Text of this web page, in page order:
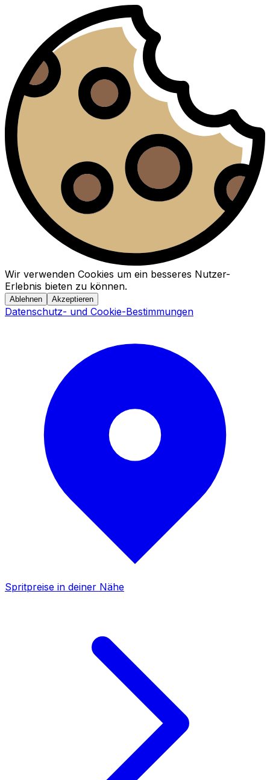
Wir verwenden Cookies um ein besseres Nutzer-
Erlebnis bieten zu können.
Ablehnen Akzeptieren
Datenschutz- und Cookie-Bestimmungen
Spritpreise in deiner Nähe